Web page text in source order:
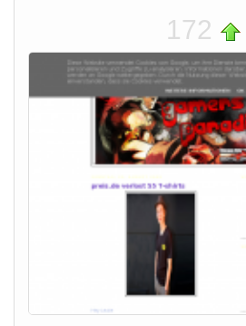
172